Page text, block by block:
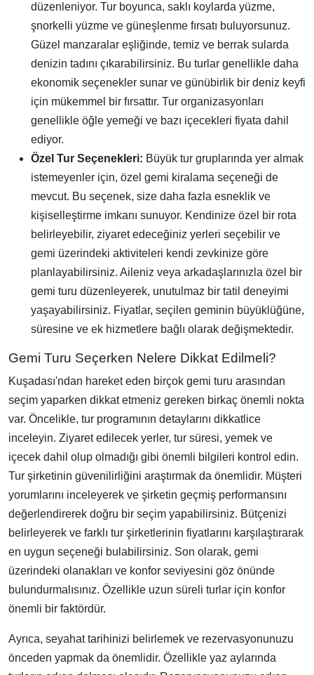
düzenleniyor. Tur boyunca, saklı koylarda yüzme,
şnorkelli yüzme ve güneşlenme fırsatı buluyorsunuz.
Güzel manzaralar eşliğinde, temiz ve berrak sularda
denizin tadını çıkarabilirsiniz. Bu turlar genellikle daha
ekonomik seçenekler sunar ve günübirlik bir deniz keyfi
için mükemmel bir fırsattır. Tur organizasyonları
genellikle öğle yemeği ve bazı içecekleri fiyata dahil
ediyor.
Özel Tur Seçenekleri: Büyük tur gruplarında yer almak
istemeyenler için, özel gemi kiralama seçeneği de
mevcut. Bu seçenek, size daha fazla esneklik ve
kişiselleştirme imkanı sunuyor. Kendinize özel bir rota
belirleyebilir, ziyaret edeceğiniz yerleri seçebilir ve
gemi üzerindeki aktiviteleri kendi zevkinize göre
planlayabilirsiniz. Aileniz veya arkadaşlarınızla özel bir
gemi turu düzenleyerek, unutulmaz bir tatil deneyimi
yaşayabilirsiniz. Fiyatlar, seçilen geminin büyüklüğüne,
süresine ve ek hizmetlere bağlı olarak değişmektedir.
Gemi Turu Seçerken Nelere Dikkat Edilmeli?
Kuşadası'ndan hareket eden birçok gemi turu arasından
seçim yaparken dikkat etmeniz gereken birkaç önemli nokta
var. Öncelikle, tur programının detaylarını dikkatlice
inceleyin. Ziyaret edilecek yerler, tur süresi, yemek ve
içecek dahil olup olmadığı gibi önemli bilgileri kontrol edin.
Tur şirketinin güvenilirliğini araştırmak da önemlidir. Müşteri
yorumlarını inceleyerek ve şirketin geçmiş performansını
değerlendirerek doğru bir seçim yapabilirsiniz. Bütçenizi
belirleyerek ve farklı tur şirketlerinin fiyatlarını karşılaştırarak
en uygun seçeneği bulabilirsiniz. Son olarak, gemi
üzerindeki olanakları ve konfor seviyesini göz önünde
bulundurmalısınız. Özellikle uzun süreli turlar için konfor
önemli bir faktördür.
Ayrıca, seyahat tarihinizi belirlemek ve rezervasyonunuzu
önceden yapmak da önemlidir. Özellikle yaz aylarında